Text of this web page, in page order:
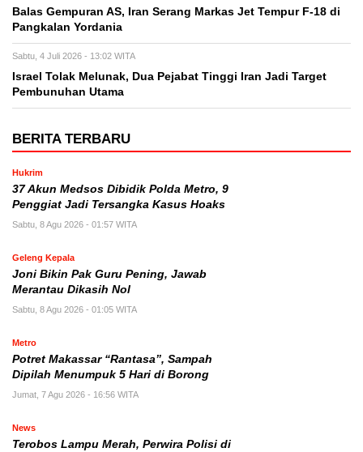
Balas Gempuran AS, Iran Serang Markas Jet Tempur F-18 di
Pangkalan Yordania
Sabtu, 4 Juli 2026 - 13:02 WITA
Israel Tolak Melunak, Dua Pejabat Tinggi Iran Jadi Target
Pembunuhan Utama
BERITA TERBARU
Hukrim
37 Akun Medsos Dibidik Polda Metro, 9
Penggiat Jadi Tersangka Kasus Hoaks
Sabtu, 8 Agu 2026 - 01:57 WITA
Geleng Kepala
Joni Bikin Pak Guru Pening, Jawab
Merantau Dikasih Nol
Sabtu, 8 Agu 2026 - 01:05 WITA
Metro
Potret Makassar “Rantasa”, Sampah
Dipilah Menumpuk 5 Hari di Borong
Jumat, 7 Agu 2026 - 16:56 WITA
News
Terobos Lampu Merah, Perwira Polisi di